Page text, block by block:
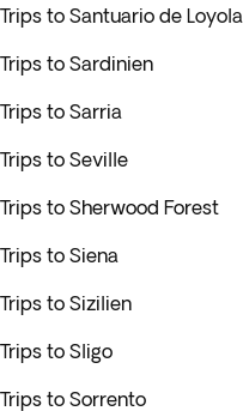
Trips to Santuario de Loyola
Trips to Sardinien
Trips to Sarria
Trips to Seville
Trips to Sherwood Forest
Trips to Siena
Trips to Sizilien
Trips to Sligo
Trips to Sorrento